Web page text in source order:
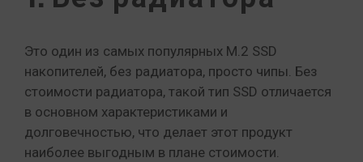
Это один из самых популярных M.2 SSD
накопителей, без радиатора, просто чипы. Без
стоимости радиатора, такой тип SSD отличается
в основном характеристиками и
долговечностью, что делает этот продукт
наиболее выгодным в плане стоимости.